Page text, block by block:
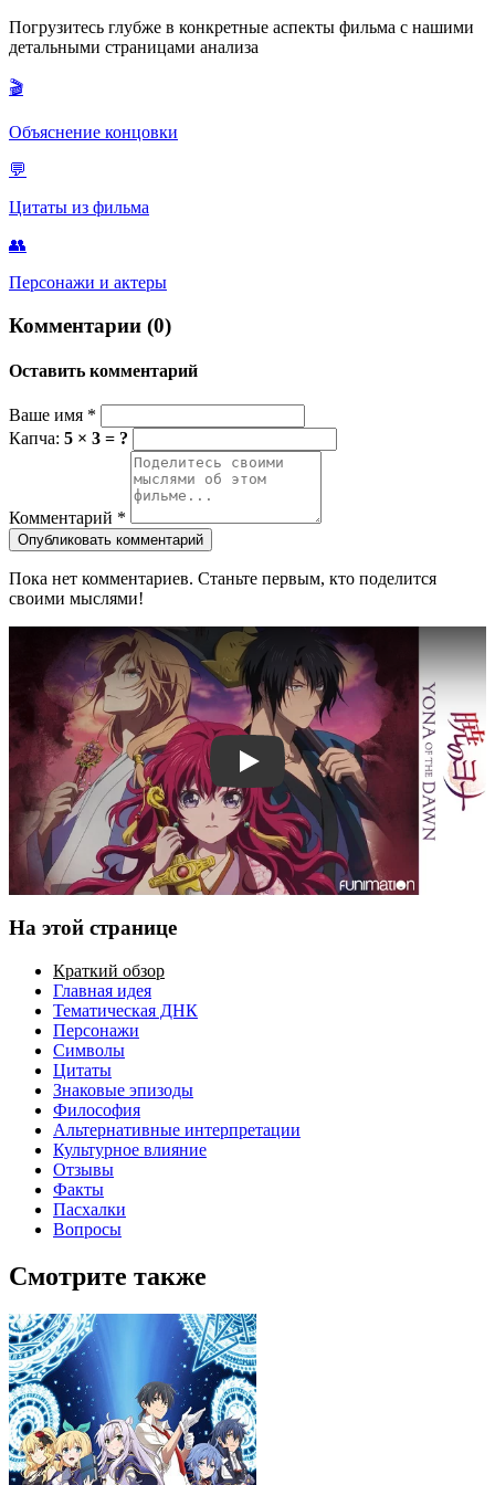
Погрузитесь глубже в конкретные аспекты фильма с нашими
детальными страницами анализа
🎬
Объяснение концовки
💬
Цитаты из фильма
👥
Персонажи и актеры
Комментарии (0)
Оставить комментарий
Ваше имя *
Капча: 5 × 3 = ?
Комментарий *
Опубликовать комментарий
Пока нет комментариев. Станьте первым, кто поделится
своими мыслями!
Смотреть трейлер
На этой странице
Краткий обзор
Главная идея
Тематическая ДНК
Персонажи
Символы
Цитаты
Знаковые эпизоды
Философия
Альтернативные интерпретации
Культурное влияние
Отзывы
Факты
Пасхалки
Вопросы
Смотрите также